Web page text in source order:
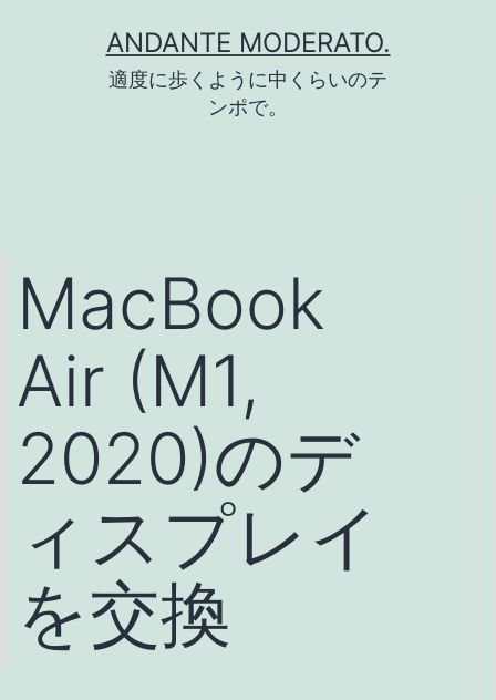
ANDANTE MODERATO.
適度に歩くように中くらいのテ
ンポで。
MacBook
Air (M1,
2020)のデ
ィスプレイ
を交換